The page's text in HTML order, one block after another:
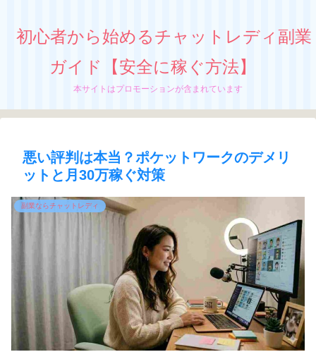
初心者から始めるチャットレディ副業
ガイド【安全に稼ぐ方法】
本サイトはプロモーションが含まれています
悪い評判は本当？ポケットワークのデメリ
ットと月30万稼ぐ対策
副業ならチャットレディ